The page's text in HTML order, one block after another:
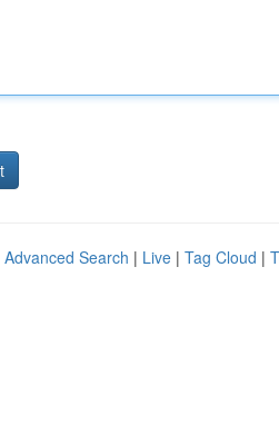
Advanced Search | Live | Tag Cloud |